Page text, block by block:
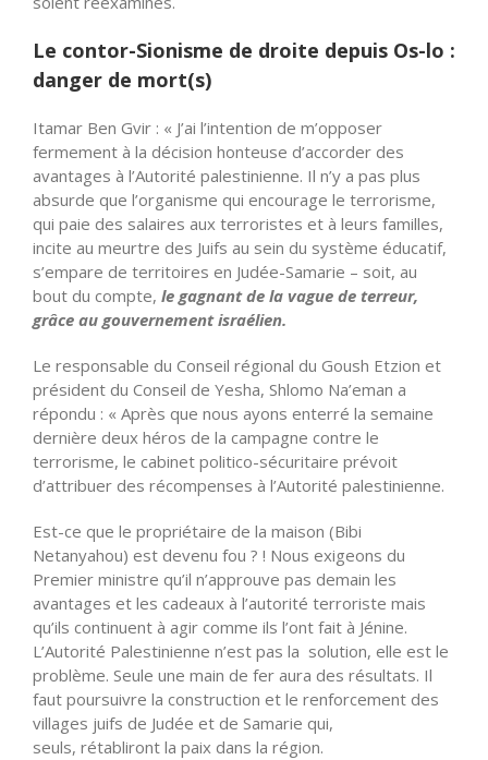
Le contor-Sionisme de droite depuis Os-lo :
danger de mort(s)
Itamar Ben Gvir : « J’ai l’intention de m’opposer
fermement à la décision honteuse d’accorder des
avantages à l’Autorité palestinienne. Il n’y a pas plus
absurde que l’organisme qui encourage le terrorisme,
qui paie des salaires aux terroristes et à leurs familles,
incite au meurtre des Juifs au sein du système éducatif,
s’empare de territoires en Judée-Samarie – soit, au
bout du compte, le gagnant de la vague de terreur,
grâce au gouvernement israélien.
Le responsable du Conseil régional du Goush Etzion et
président du Conseil de Yesha, Shlomo Na’eman a
répondu : « Après que nous ayons enterré la semaine
dernière deux héros de la campagne contre le
terrorisme, le cabinet politico-sécuritaire prévoit
d’attribuer des récompenses à l’Autorité palestinienne.
Est-ce que le propriétaire de la maison (Bibi
Netanyahou) est devenu fou ? ! Nous exigeons du
Premier ministre qu’il n’approuve pas demain les
avantages et les cadeaux à l’autorité terroriste mais
qu’ils continuent à agir comme ils l’ont fait à Jénine.
L’Autorité Palestinienne n’est pas la solution, elle est le
problème. Seule une main de fer aura des résultats. Il
faut poursuivre la construction et le renforcement des
villages juifs de Judée et de Samarie qui,
seuls, rétabliront la paix dans la région.